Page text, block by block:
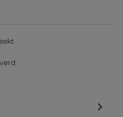
onderstaande veld in en